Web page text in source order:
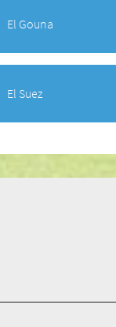
El Gouna
El Suez